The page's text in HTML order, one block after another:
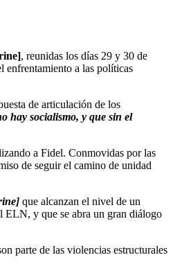
, reunidas los días 29 y 30 de
enfrentamiento a las políticas
de articulación de los
hay socialismo, y que sin el
a Fidel. Conmovidas por las
de seguir el camino de unidad
que alcanzan el nivel de un
ELN, y que se abra un gran diálogo
parte de las violencias estructurales